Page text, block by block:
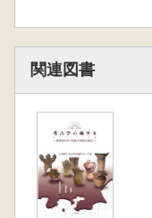
関連図書